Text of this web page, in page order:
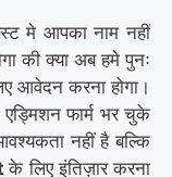
मे आपका नाम नहीं
की क्या अब हमे पुनः
आवेदन करना होगा।
फार्म भर चुके
नहीं है बल्कि
के लिए इंतिज़ार करना